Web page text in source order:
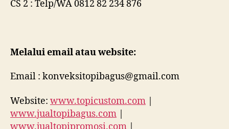
CS 2 : Telp/WA 0812 82 234 876
Melalui email atau website:
Email : konveksitopibagus@gmail.com
Website: www.topicustom.com |
www.jualtopibagus.com |
www.jualtopipromosi.com |